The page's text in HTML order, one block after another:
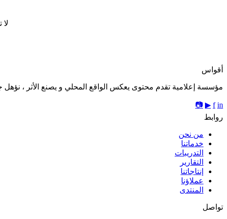
أقواس
مؤسسة إعلامية تقدم محتوى يعكس الواقع المحلي و يصنع الأثر ، نؤهل
f in
▶
📷
روابط
من نحن
خدماتنا
التدريبات
التقارير
إنتاجاتنا
عملاؤنا
المنتدى
تواصل